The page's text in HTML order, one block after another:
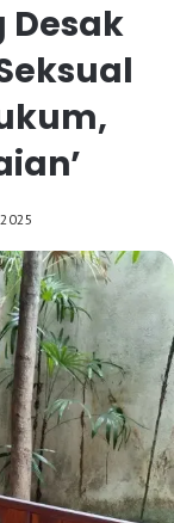
Desak